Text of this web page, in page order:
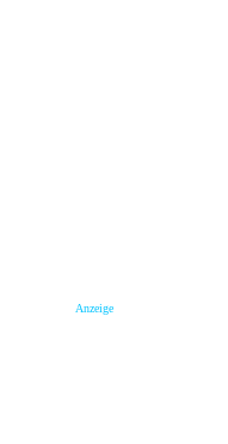
Anzeige